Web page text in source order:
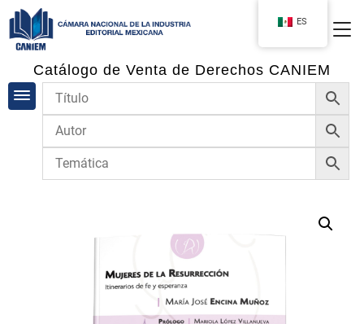
Catálogo de Venta de Derechos CANIEM
ES